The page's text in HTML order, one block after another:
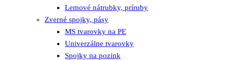
Lemové nátrubky, príruby
Zverné spojky, pásy
MS tvarovky na PE
Univerzálne tvarovky
Spojky na pozink